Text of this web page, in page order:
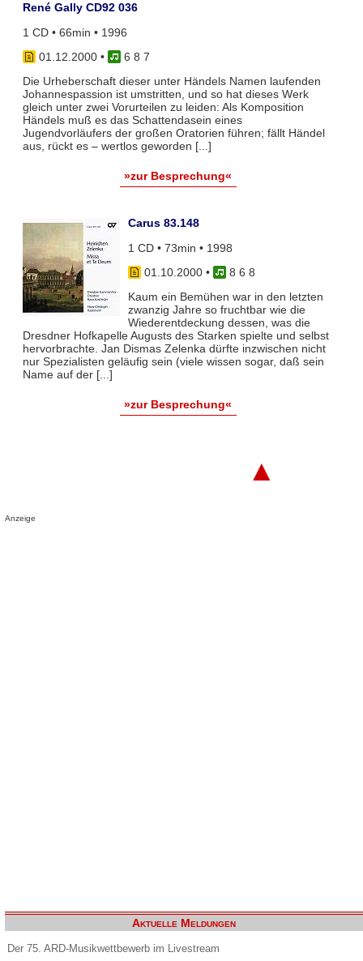
René Gally CD92 036
1 CD • 66min • 1996
01.12.2000•
6 8 7
Die Urheberschaft dieser unter Händels Namen laufenden
Johannespassion ist umstritten, und so hat dieses Werk
gleich unter zwei Vorurteilen zu leiden: Als Komposition
Händels muß es das Schattendasein eines
Jugendvorläufers der großen Oratorien führen; fällt Händel
aus, rückt es – wertlos geworden [...]
»zur Besprechung«
Carus 83.148
1 CD • 73min • 1998
01.10.2000•
8 6 8
Kaum ein Bemühen war in den letzten
zwanzig Jahre so fruchtbar wie die
Wiederentdeckung dessen, was die
Dresdner Hofkapelle Augusts des Starken spielte und selbst
hervorbrachte. Jan Dismas Zelenka dürfte inzwischen nicht
nur Spezialisten geläufig sein (viele wissen sogar, daß sein
Name auf der [...]
»zur Besprechung«
▲
Anzeige
Aktuelle Meldungen
Der 75. ARD-Musikwettbewerb im Livestream